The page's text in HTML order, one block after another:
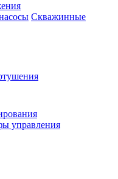
Скважинные
управления